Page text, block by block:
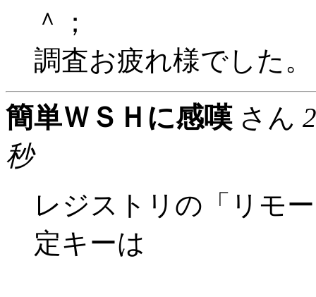
＾；
調査お疲れ様でした。
簡単ＷＳＨに感嘆さん
秒
レジストリの「リモ
定キーは